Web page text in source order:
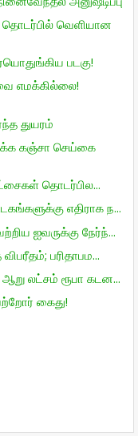
வெளியான
படகு!
எமக்கில்லை!
துயரம்
கஞ்சா செய்கை
தொடர்பில...
எதிராக ந...
ஐவருக்கு நேர்ந்...
பரிதாபம...
லட்சம் ரூபா கடன...
கைது!